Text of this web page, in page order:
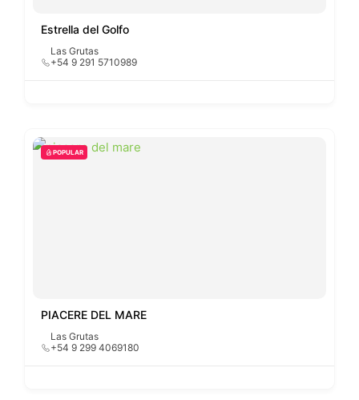
Estrella del Golfo
Las Grutas
+54 9 291 5710989
POPULAR
PIACERE DEL MARE
Las Grutas
+54 9 299 4069180